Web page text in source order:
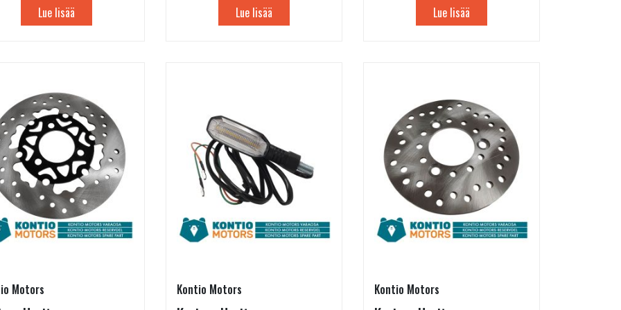
Lue lisää Lue lisää Lue lisää
Motors Kontio Motors Kontio Motors